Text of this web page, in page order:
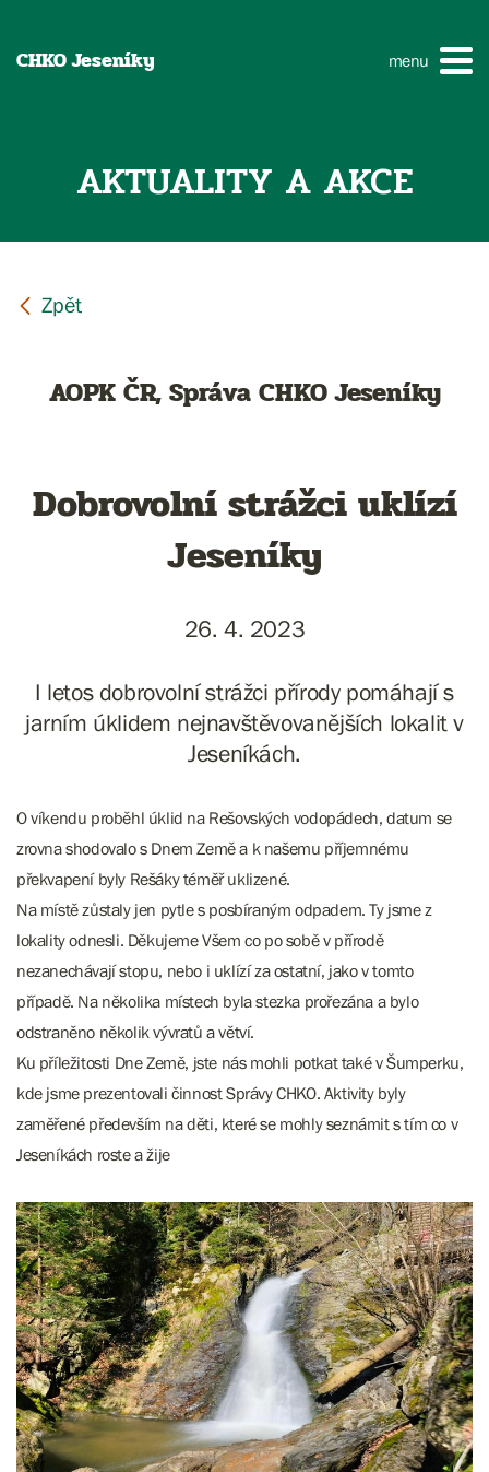
CHKO Jeseníky menu
AKTUALITY A AKCE
AOPK ČR, Správa CHKO Jeseníky
Dobrovolní strážci uklízí
Jeseníky
26. 4. 2023
I letos dobrovolní strážci přírody pomáhají s
jarním úklidem nejnavštěvovanějších lokalit v
Jeseníkách.
O víkendu proběhl úklid na Rešovských vodopádech, datum se
zrovna shodovalo s Dnem Země a k našemu příjemnému
překvapení byly Rešáky téměř uklizené.
Na místě zůstaly jen pytle s posbíraným odpadem. Ty jsme z
lokality odnesli. Děkujeme Všem co po sobě v přírodě
nezanechávají stopu, nebo i uklízí za ostatní, jako v tomto
případě. Na několika místech byla stezka prořezána a bylo
odstraněno několik vývratů a větví.
Ku příležitosti Dne Země, jste nás mohli potkat také v Šumperku,
kde jsme prezentovali činnost Správy CHKO. Aktivity byly
zaměřené především na děti, které se mohly seznámit s tím co v
Jeseníkách roste a žije